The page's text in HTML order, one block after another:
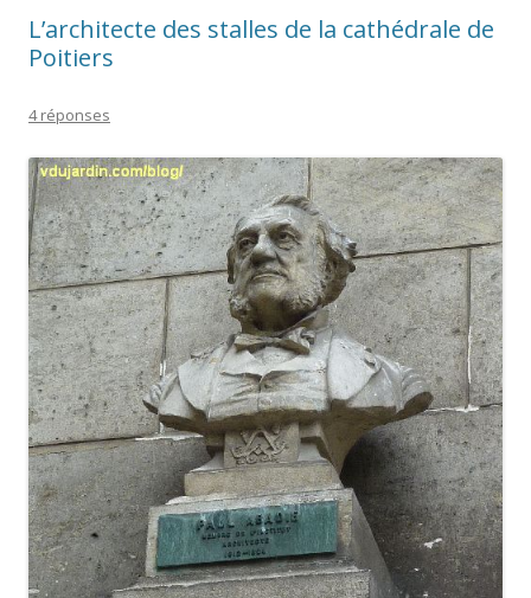
L’architecte des stalles de la cathédrale de
Poitiers
4 réponses